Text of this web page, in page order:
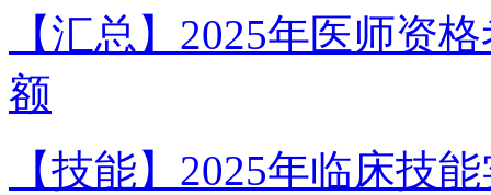
【汇总】2025年医师资
额
【技能】2025年临床技